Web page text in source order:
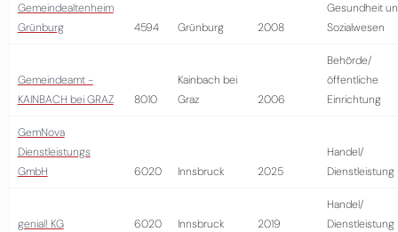
Gemeindealtenheim
Grünburg
4594 Grünburg 2008
Gesundheit
Sozialwesen
Gemeindeamt -
KAINBACH bei GRAZ
8010
Kainbach bei
Graz
2006
Behörde/
öffentliche
Einrichtung
GemNova
Dienstleistungs
GmbH
6020 Innsbruck 2025
Handel/
Dienstleistung
genial! KG 6020 Innsbruck 2019
Handel/
Dienstleistung